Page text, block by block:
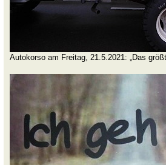
Autokorso am Freitag, 21.5.2021: „Das